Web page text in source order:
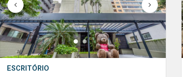
1 2
ESCRITÓRIO